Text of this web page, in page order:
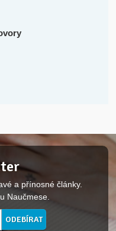
a přínosné články.
Naučmese.